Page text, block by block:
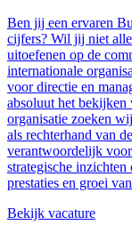
Ben jij een ervaren
cijfers? Wil jij niet
uitoefenen op de
internationale
voor directie en
absoluut het
organisatie zoeken
als rechterhand van
verantwoordelijk
strategische inzichten
prestaties en groei
Bekijk vacature